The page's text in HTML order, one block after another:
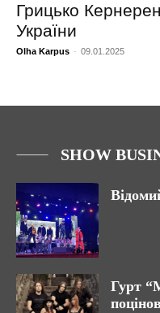
Грицько
України
Olha Karpus - 09.01.2025
SHOW
Гурт